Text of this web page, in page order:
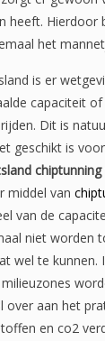
heeft. Hierdoor
het
is er
capaciteit
Dit is
geschikt is
chiptunning
middel van
van de
niet worden
wel te kunnen.
over aan het
en co2